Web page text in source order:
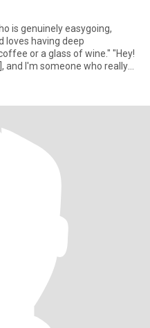
is genuinely easygoing,
loves having deep
or a glass of wine." "Hey!
and I'm someone who really